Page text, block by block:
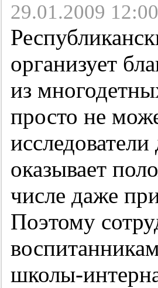
29.01.2009 12:00
организует
из
просто не
оказывает
числе даже
Поэтому
школы-